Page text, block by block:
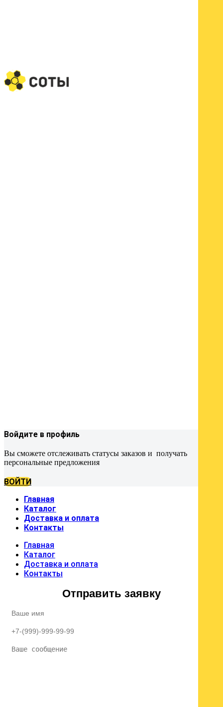
Войдите в профиль
Вы сможете отслеживать статусы заказов и получать
персональные предложения
ВОЙТИ
Главная
Каталог
Доставка и оплата
Контакты
Главная
Каталог
Доставка и оплата
Контакты
Отправить заявку